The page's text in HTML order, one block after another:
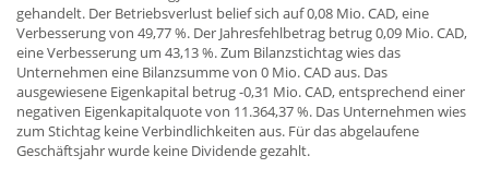
gehandelt. Der Betriebsverlust belief sich auf 0,08 Mio. CAD, eine
Verbesserung von 49,77 %. Der Jahresfehlbetrag betrug 0,09 Mio. CAD,
eine Verbesserung um 43,13 %. Zum Bilanzstichtag wies das
Unternehmen eine Bilanzsumme von 0 Mio. CAD aus. Das
ausgewiesene Eigenkapital betrug -0,31 Mio. CAD, entsprechend einer
negativen Eigenkapitalquote von 11.364,37 %. Das Unternehmen wies
zum Stichtag keine Verbindlichkeiten aus. Für das abgelaufene
Geschäftsjahr wurde keine Dividende gezahlt.